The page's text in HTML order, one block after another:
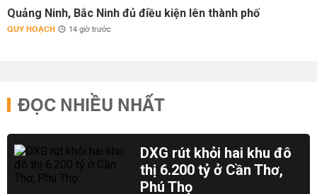
Quảng Ninh, Bắc Ninh đủ điều kiện lên thành phố
QUY HOẠCH 14 giờ trước
ĐỌC NHIỀU NHẤT
DXG rút khỏi hai khu đô
thị 6.200 tỷ ở Cần Thơ,
Phú Thọ